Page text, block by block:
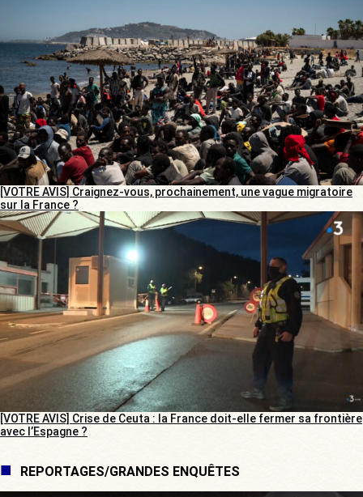
[VOTRE AVIS] Craignez-vous, prochainement, une vague migratoire
sur la France ?
[VOTRE AVIS] Crise de Ceuta : la France doit-elle fermer sa frontière
avec l’Espagne ?
REPORTAGES/GRANDES ENQUÊTES